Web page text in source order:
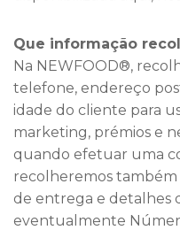
Que informação
Na NEWFOOD®,
telefone, endereço
idade do cliente para
marketing, prémios e
quando efetuar uma
recolheremos também
de entrega e detalhes
eventualmente